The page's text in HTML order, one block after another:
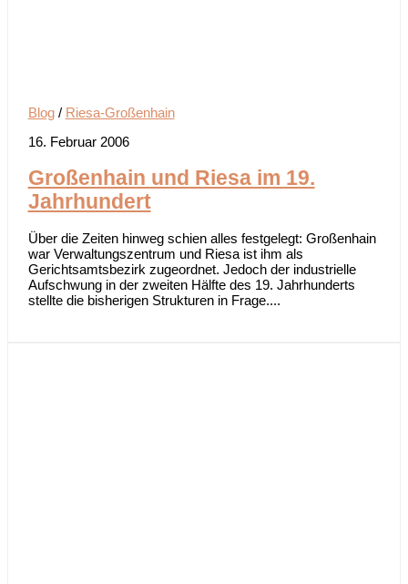
Blog/ Riesa-Großenhain
16. Februar 2006
Großenhain und Riesa im 19.
Jahrhundert
Über die Zeiten hinweg schien alles festgelegt: Großenhain
war Verwaltungszentrum und Riesa ist ihm als
Gerichtsamtsbezirk zugeordnet. Jedoch der industrielle
Aufschwung in der zweiten Hälfte des 19. Jahrhunderts
stellte die bisherigen Strukturen in Frage....